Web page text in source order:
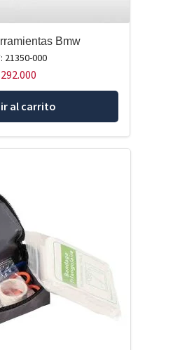
Bmw
21350-000
292.000
al carrito